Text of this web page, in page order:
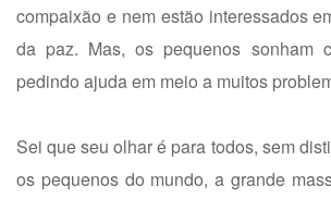
compaixão e nem estão interessados
da paz. Mas, os pequenos sonham
pedindo ajuda em meio a muitos
Sei que seu olhar é para todos, sem
os pequenos do mundo, a grande